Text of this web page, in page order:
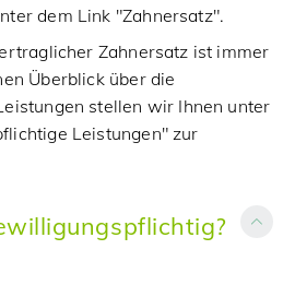
dem Link "Zahnersatz".
Zahnersatz ist immer
Überblick über die
stellen wir Ihnen unter
Leistungen" zur